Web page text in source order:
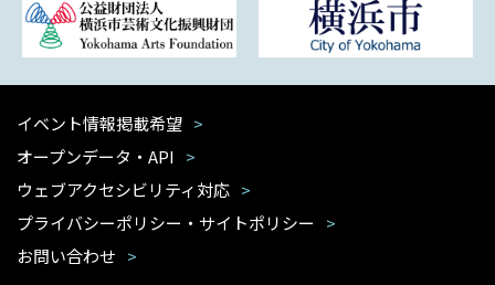
イベント情報掲載希望
オープンデータ・API
ウェブアクセシビリティ対応
プライバシーポリシー・サイトポリシー
お問い合わせ